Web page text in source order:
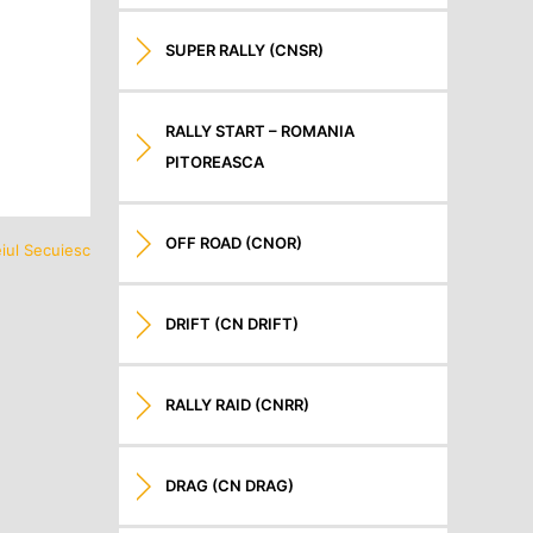
Secuiesc
SUPER RALLY (CNSR)
RALLY START – ROMANIA
PITOREASCA
OFF ROAD (CNOR)
DRIFT (CN DRIFT)
RALLY RAID (CNRR)
DRAG (CN DRAG)